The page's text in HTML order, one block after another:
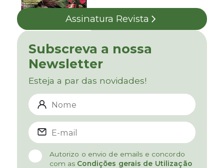
Assinatura Revista
Subscreva a nossa
Newsletter
Esteja a par das novidades!
Autorizo o envio de emails e concordo
com as Condições gerais de Utilização